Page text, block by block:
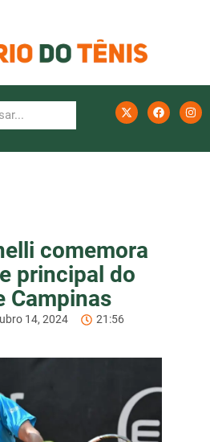
comemora
principal do
Campinas
14, 2024
21:56